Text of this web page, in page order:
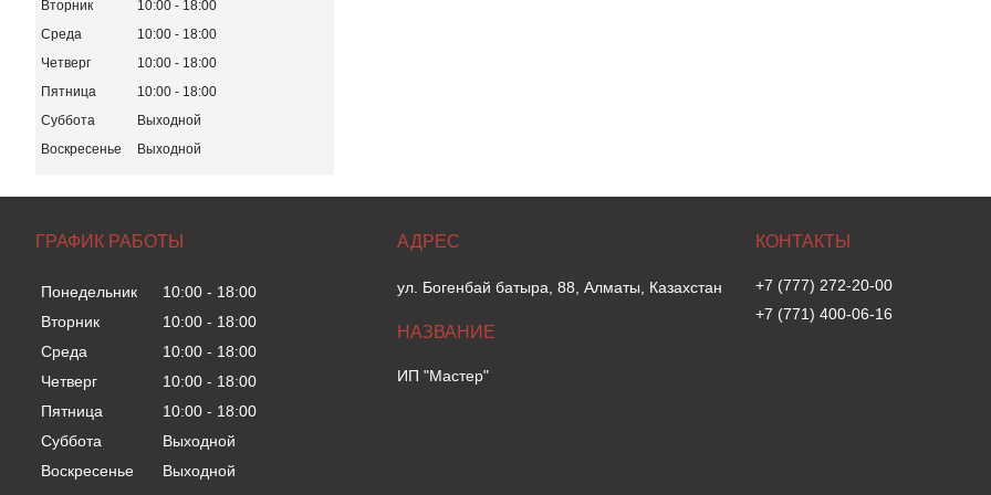
Вторник 10:00
18:00
Среда
10:00
18:00
Четверг
10:00
18:00
Пятница
10:00
18:00
Суббота
Выходной
Воскресенье
Выходной
ГРАФИК РАБОТЫ
Понедельник 10:00
18:00
Вторник
10:00
18:00
Среда
10:00
18:00
Четверг
10:00
18:00
Пятница
10:00
18:00
Суббота
Выходной
Воскресенье
Выходной
ул. Богенбай батыра, 88, Алматы, Казахстан
ИП "Мастер"
+7 (777) 272-20-00
+7 (771) 400-06-16